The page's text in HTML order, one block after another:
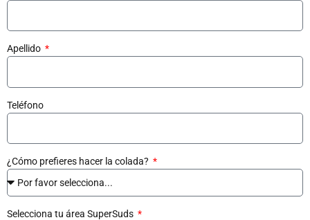
Apellido
Teléfono
¿Cómo prefieres hacer la colada?
Selecciona tu área SuperSuds